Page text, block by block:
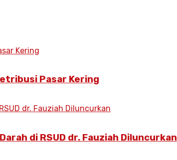
Pasar Kering
di RSUD dr. Fauziah Diluncurkan